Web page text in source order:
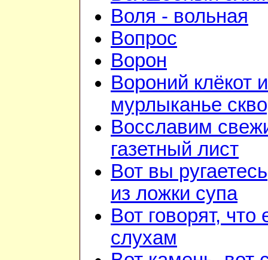
Воля - вольная
Вопрос
Ворон
Вороний клёкот и
мурлыканье
Восславим
газетный лист
Вот вы
из ложки супа
Вот говорят, что
слухам